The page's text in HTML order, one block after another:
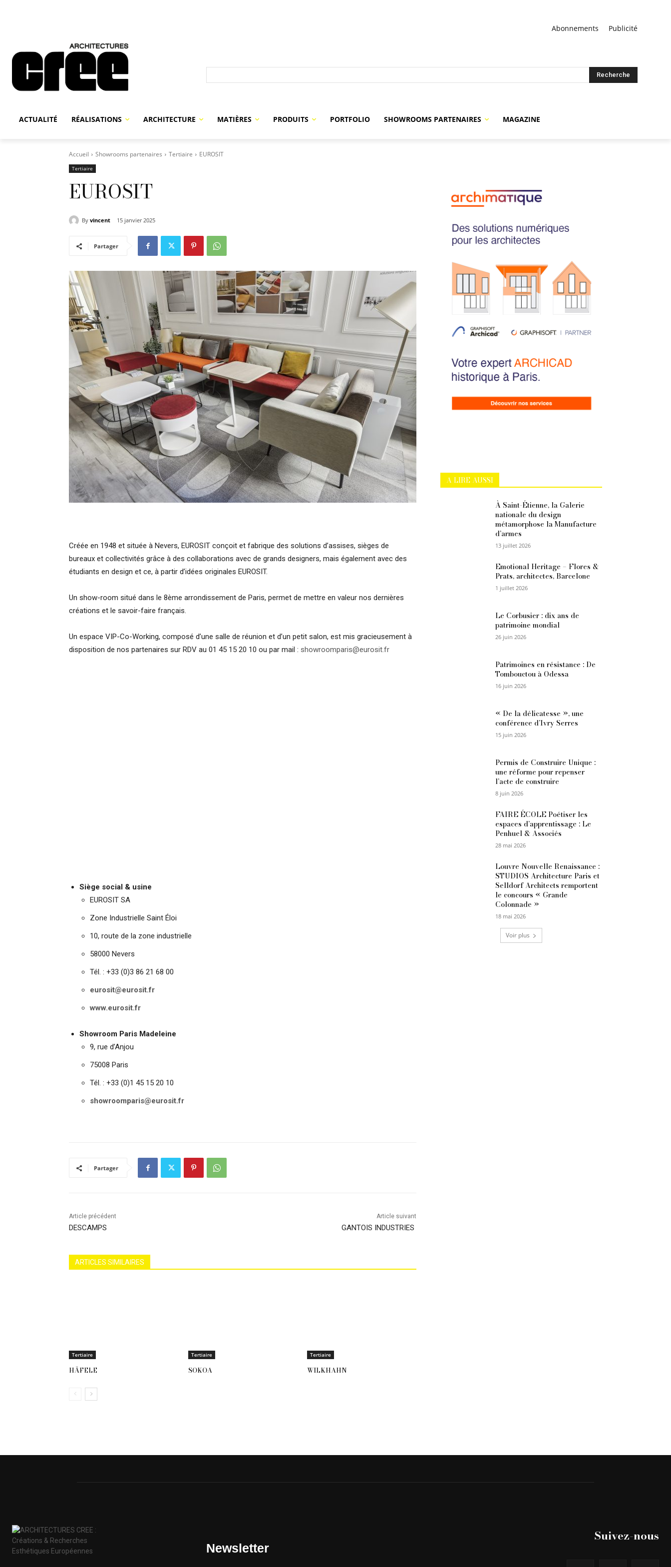
Abonnements Publicité
Recherche
ACTUALITÉ RÉALISATIONS ARCHITECTURE MATIÈRES PRODUITS PORTFOLIO SHOWROOMS PARTENAIRES MAGAZINE
Accueil Showrooms partenaires Tertiaire EUROSIT
Tertiaire
EUROSIT
By vincent 15 janvier 2025
Partager
Créée en 1948 et située à Nevers, EUROSIT conçoit et fabrique des solutions d’assises, sièges de
bureaux et collectivités grâce à des collaborations avec de grands designers, mais également avec des
étudiants en design et ce, à partir d’idées originales EUROSIT.
Un show-room situé dans le 8ème arrondissement de Paris, permet de mettre en valeur nos dernières
créations et le savoir-faire français.
Un espace VIP-Co-Working, composé d’une salle de réunion et d’un petit salon, est mis gracieusement à
disposition de nos partenaires sur RDV au 01 45 15 20 10 ou par mail : showroomparis@eurosit.fr
Siège social & usine
EUROSIT SA
Zone Industrielle Saint Éloi
10, route de la zone industrielle
58000 Nevers
Tél. : +33 (0)3 86 21 68 00
eurosit@eurosit.fr
www.eurosit.fr
Showroom Paris Madeleine
9, rue d’Anjou
75008 Paris
Tél. : +33 (0)1 45 15 20 10
showroomparis@eurosit.fr
Partager
Article précédent
DESCAMPS
Article suivant
GANTOIS INDUSTRIES
ARTICLES SIMILAIRES
Tertiaire
HÄFELE
Tertiaire
SOKOA
Tertiaire
WILKHAHN
A LIRE AUSSI
À Saint-Étienne, la Galerie
nationale du design
métamorphose la Manufacture
d’armes
13 juillet 2026
Emotional Heritage – Flores &
Prats, architectes, Barcelone
1 juillet 2026
Le Corbusier : dix ans de
patrimoine mondial
26 juin 2026
Patrimoines en résistance : De
Tombouctou à Odessa
16 juin 2026
« De la délicatesse », une
conférence d’Ivry Serres
15 juin 2026
Permis de Construire Unique :
une réforme pour repenser
l’acte de construire
8 juin 2026
FAIRE ÉCOLE Poétiser les
espaces d’apprentissage : Le
Penhuel & Associés
28 mai 2026
Louvre Nouvelle Renaissance :
STUDIOS Architecture Paris et
Selldorf Architects remportent
le concours « Grande
Colonnade »
18 mai 2026
Voir plus
Suivez-nous